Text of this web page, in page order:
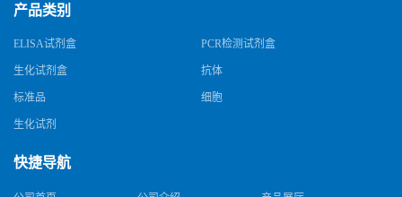
产品类别
ELISA试剂盒 PCR检测试剂盒
生化试剂盒 抗体
标准品 细胞
生化试剂
快捷导航